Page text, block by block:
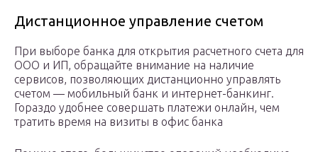
Дистанционное управление счетом
При выборе банка для открытия расчетного счета для
ООО и ИП, обращайте внимание на наличие
сервисов, позволяющих дистанционно управлять
счетом — мобильный банк и интернет-банкинг.
Гораздо удобнее совершать платежи онлайн, чем
тратить время на визиты в офис банка